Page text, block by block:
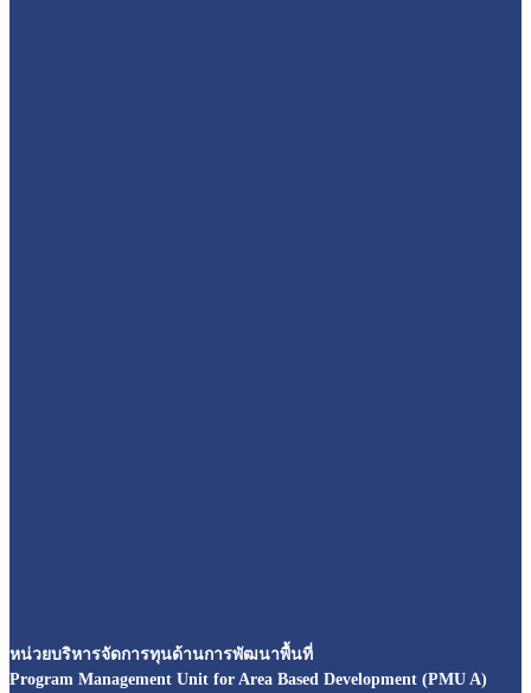
หน่วยบริหารจัดการทุนด้านการพัฒนาพื้นที่
Program Management Unit for Area Based Development (PMU A)